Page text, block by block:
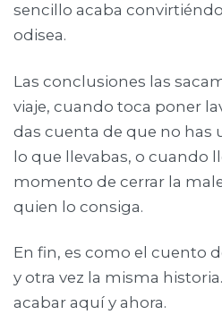
sencillo acaba
odisea.
Las conclusiones las
viaje, cuando toca poner
das cuenta de que no has
lo que llevabas, o cuando
momento de cerrar la
quien lo consiga.
En fin, es como el cuento
y otra vez la misma
acabar aquí y ahora.